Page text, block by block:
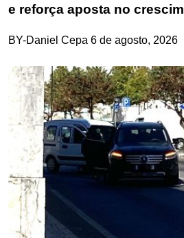
e reforça aposta no
BY-Daniel Cepa 6 de agosto, 2026